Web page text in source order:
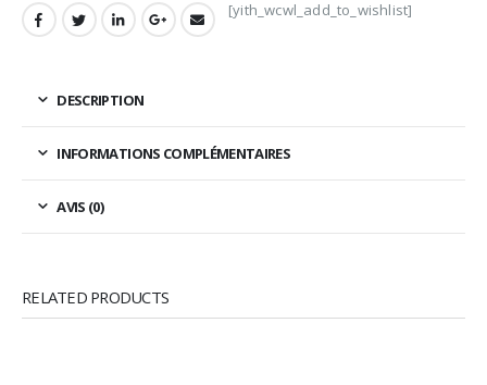
[yith_wcwl_add_to_wishlist]
DESCRIPTION
INFORMATIONS COMPLÉMENTAIRES
AVIS (0)
RELATED PRODUCTS